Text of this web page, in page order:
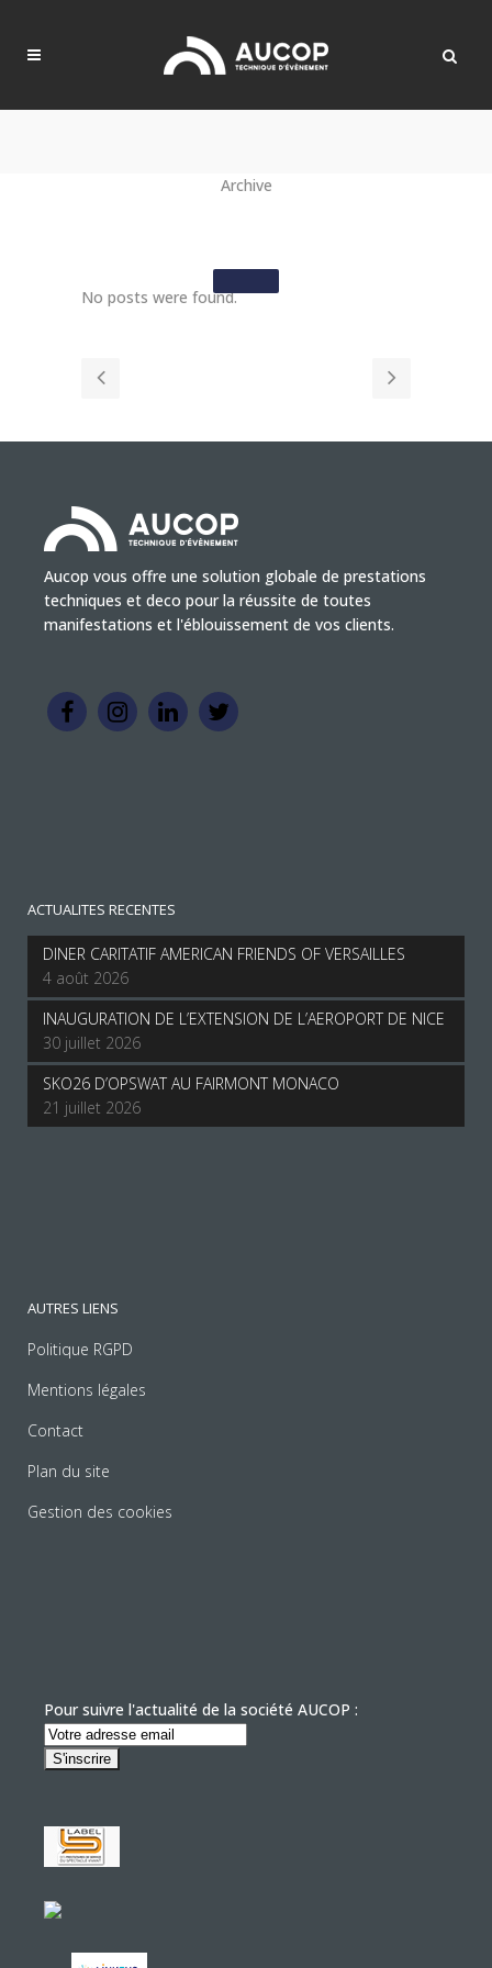
Archive
No posts were found.
Aucop vous offre une solution globale de prestations
techniques et deco pour la réussite de toutes
manifestations et l'éblouissement de vos clients.
ACTUALITES RECENTES
DINER CARITATIF AMERICAN FRIENDS OF VERSAILLES
4 août 2026
INAUGURATION DE L’EXTENSION DE L’AEROPORT DE NICE
30 juillet 2026
SKO26 D’OPSWAT AU FAIRMONT MONACO
21 juillet 2026
AUTRES LIENS
Politique RGPD
Mentions légales
Contact
Plan du site
Gestion des cookies
Pour suivre l'actualité de la société AUCOP :